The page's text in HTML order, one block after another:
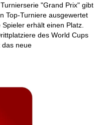
"Grand Prix" gibt
Top-Turniere ausgewertet
erhält einen Platz.
des World Cups
das neue